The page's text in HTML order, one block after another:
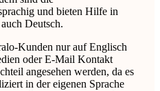
und bieten Hilfe in
Deutsch.
Kunden nur auf Englisch
oder E-Mail Kontakt
angesehen werden, da es
in der eigenen Sprache